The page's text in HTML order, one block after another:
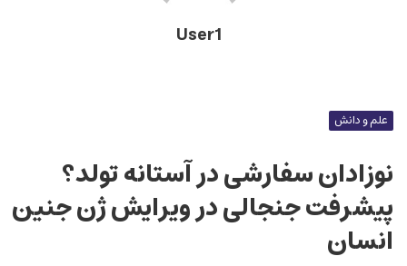
User1
علم و دانش
نوزادان سفارشی در آستانه تولد؟
پیشرفت جنجالی در ویرایش ژن جنین
انسان